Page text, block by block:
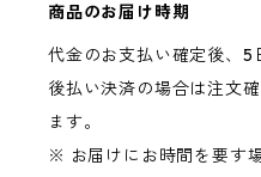
商品のお届け時期
代金のお支払い確定後、5
後払い決済の場合は注文
ます。
※ お届けにお時間を要す